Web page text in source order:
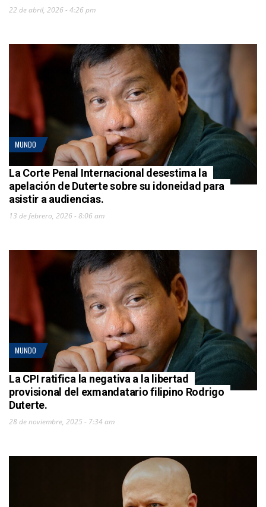
22 de abril, 2026 - 4:26 pm
MUNDO
La Corte Penal Internacional desestima la
apelación de Duterte sobre su idoneidad para
asistir a audiencias.
13 de febrero, 2026 - 8:06 am
MUNDO
La CPI ratifica la negativa a la libertad
provisional del exmandatario filipino Rodrigo
Duterte.
28 de noviembre, 2025 - 7:34 am